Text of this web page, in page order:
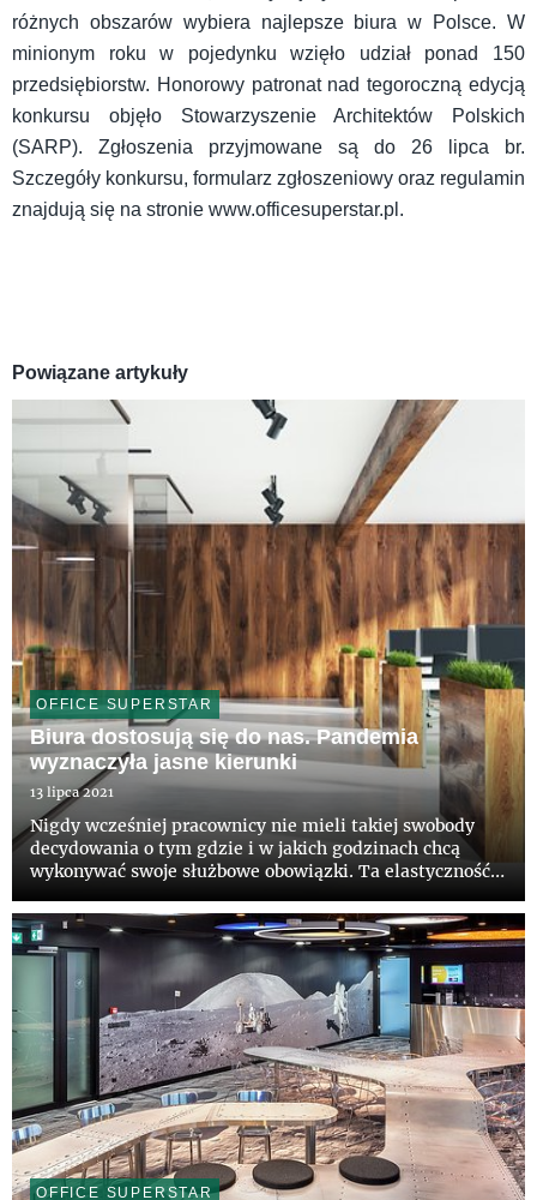
różnych obszarów wybiera najlepsze biura w Polsce. W
minionym roku w pojedynku wzięło udział ponad 150
przedsiębiorstw. Honorowy patronat nad tegoroczną edycją
konkursu objęło Stowarzyszenie Architektów Polskich
(SARP). Zgłoszenia przyjmowane są do 26 lipca br.
Szczegóły konkursu, formularz zgłoszeniowy oraz regulamin
znajdują się na stronie www.officesuperstar.pl.
Powiązane artykuły
OFFICE SUPERSTAR
Biura dostosują się do nas. Pandemia
wyznaczyła jasne kierunki
13 lipca 2021
Nigdy wcześniej pracownicy nie mieli takiej swobody
decydowania o tym gdzie i w jakich godzinach chcą
wykonywać swoje służbowe obowiązki. Ta elastyczność
musieli zaoferować takie rozwiązania w biurze, żeby
pracownicy chcieli ...
OFFICE SUPERSTAR